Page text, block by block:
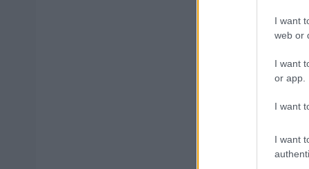
I want
web or
I want
or app.
I want
I want
ανισότητες.